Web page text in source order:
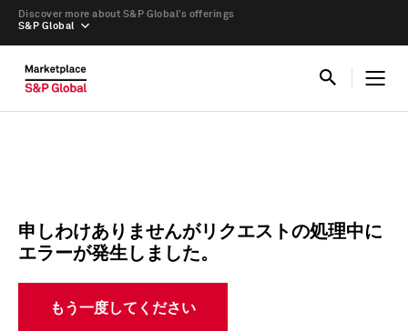
S&P Global
Discover more about S&P Global’s offerings
申しわけありませんがリクエストの処理中に
エラーが発生しました。
もう一度してください